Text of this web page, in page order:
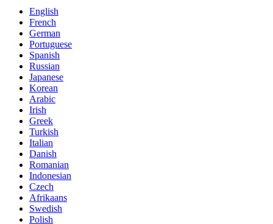
English
French
German
Portuguese
Spanish
Russian
Japanese
Korean
Arabic
Irish
Greek
Turkish
Italian
Danish
Romanian
Indonesian
Czech
Afrikaans
Swedish
Polish